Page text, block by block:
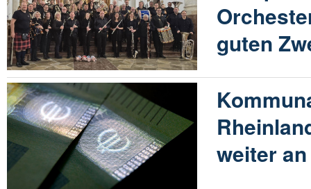
guten
weiter an